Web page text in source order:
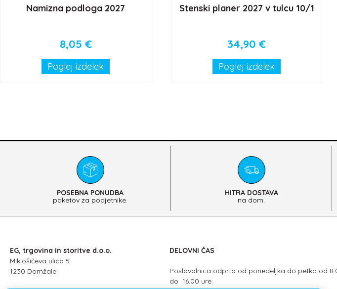
Namizna podloga 2027
8,05 €
Poglej izdelek
Stenski planer 2027 v tulcu 10/1
34,90 €
Poglej izdelek
POSEBNA PONUDBA
paketov za podjetnike.
HITRA DOSTAVA
na dom.
EG, trgovina in storitve d.o.o.
Miklošičeva ulica 5
1230 Domžale
DELOVNI ČAS
Poslovalnica odprta od ponedeljka do petka od
do 16.00 ure.